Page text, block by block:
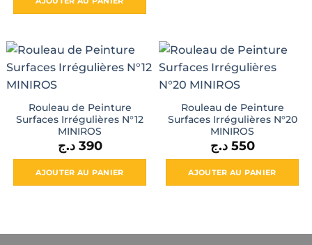
Rouleau de Peinture
Surfaces Irrégulières N°12
MINIROS
390 د.ج
AJOUTER AU PANIER
Rouleau de Peinture
Surfaces Irrégulières N°20
MINIROS
550 د.ج
AJOUTER AU PANIER